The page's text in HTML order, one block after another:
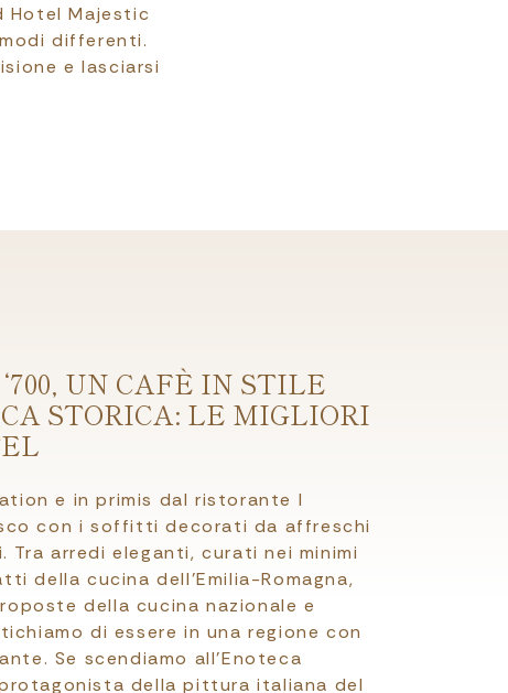
Hotel Majestic
differenti.
e lasciarsi
UN CAFÈ IN STILE
STORICA: LE MIGLIORI
e in primis dal ristorante I
con i soffitti decorati da affreschi
arredi eleganti, curati nei minimi
della cucina dell'Emilia-Romagna,
della cucina nazionale e
di essere in una regione con
Se scendiamo all’Enoteca
della pittura italiana del